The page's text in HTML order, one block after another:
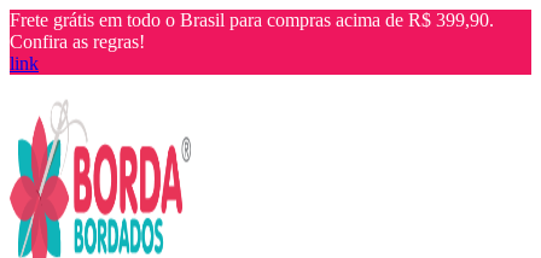
Frete grátis em todo o Brasil para compras acima de R$ 399,90.
Confira as regras!
link